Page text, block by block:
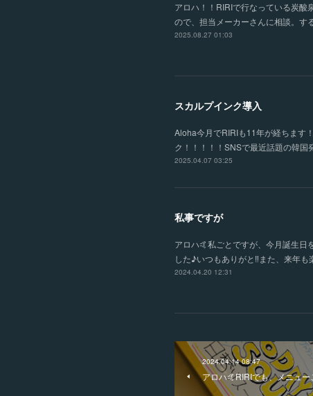
アロハ！！RIRIで行なっている炭酸
ので、担当メーカーさんに相談。す
2025.08.27 01:03
スカルプインク導入
Aloha今月でRIRIも11年が経ちます
ク！！！！！SNSで最近話題の韓
2025.04.07 03:25
私事ですが
アロハ🤙私ごとですが、今月誕生日
した♪いつもありがと‼️また、来年も
2024.04.20 12:31
2024.04.14 08:47
アロハ🤙RIRIでも、メニュ